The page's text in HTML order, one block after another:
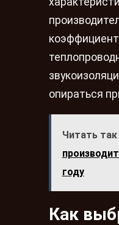
опираться
Читать
году
Как